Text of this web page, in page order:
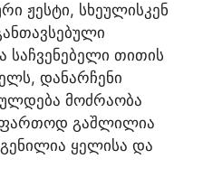
ჟესტი, სხეულისკენ
საჩვენებელი თითის
დანარჩენი
მოძრაობა
ფართოდ გაშლილია
ყელისა და